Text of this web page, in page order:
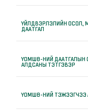
ҮЙЛДВЭРЛЭЛИЙН ОСОЛ,
ДААТГАЛ
ҮОМШӨ-НИЙ ДААТГАЛЫН
АЛДСАНЫ ТЭТГЭВЭР
ҮОМШӨ-НИЙ ТЭЖЭЭГЧЭЭ